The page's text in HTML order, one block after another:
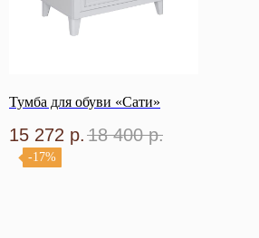
Тумба для обуви «Сати»
15 272 р. 18 400 р.
-17%